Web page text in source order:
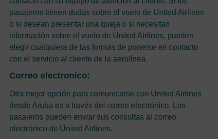
pasajeros tienen dudas sobre el vuelo de United Airlines
o si desean presentar una queja o si necesitan
información sobre el vuelo de United Airlines, pueden
elegir cualquiera de las formas de ponerse en contacto
con el servicio al cliente de la aerolínea.
Correo electronico:
Otra mejor opción para comunicarse con United Airlines
desde Aruba es a través del correo electrónico. Los
pasajeros pueden enviar sus consultas al correo
electrónico de United Airlines.